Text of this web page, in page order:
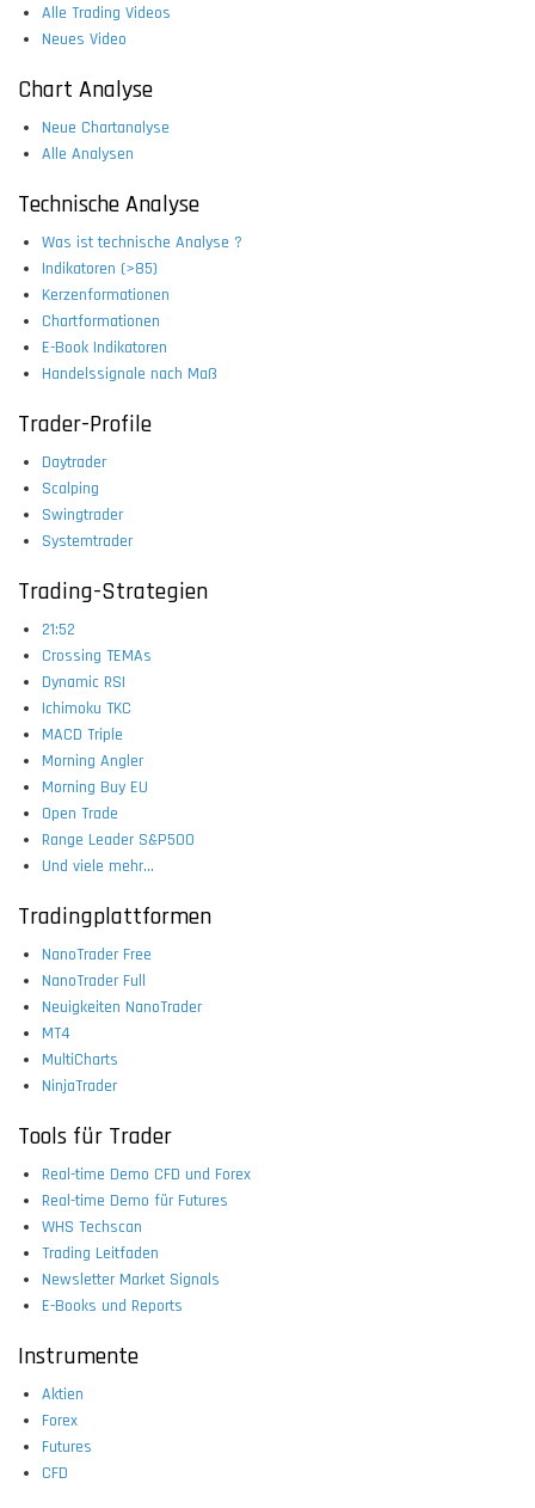
Alle Trading Videos
Neues Video
Chart Analyse
Neue Chartanalyse
Alle Analysen
Technische Analyse
Was ist technische Analyse ?
Indikatoren (>85)
Kerzenformationen
Chartformationen
E-Book Indikatoren
Handelssignale nach Maß
Trader-Profile
Daytrader
Scalping
Swingtrader
Systemtrader
Trading-Strategien
21:52
Crossing TEMAs
Dynamic RSI
Ichimoku TKC
MACD Triple
Morning Angler
Morning Buy EU
Open Trade
Range Leader S&P500
Und viele mehr...
Tradingplattformen
NanoTrader Free
NanoTrader Full
Neuigkeiten NanoTrader
MT4
MultiCharts
NinjaTrader
Tools für Trader
Real-time Demo CFD und Forex
Real-time Demo für Futures
WHS Techscan
Trading Leitfaden
Newsletter Market Signals
E-Books und Reports
Instrumente
Aktien
Forex
Futures
CFD